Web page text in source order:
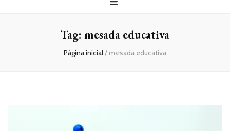
Tag: mesada educativa
Página inicial/ mesada educativa